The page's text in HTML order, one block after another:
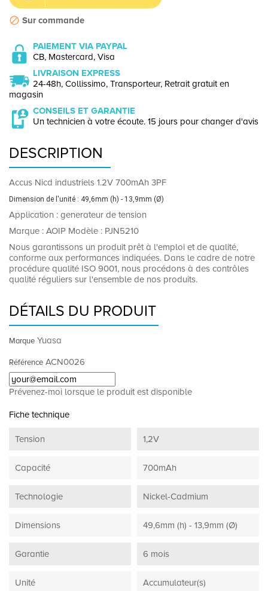
Sur commande
PAIEMENT VIA PAYPAL
CB, Mastercard, Visa
LIVRAISON EXPRESS
24-48h, Collissimo, Transporteur, Retrait gratuit en
magasin
CONSEILS ET GARANTIE
Un technicien à votre écoute. 15 jours pour changer d'avis
DESCRIPTION
Accus Nicd industriels 1.2V 700mAh 3PF
Dimension de l'unité : 49,6mm (h) - 13,9mm (Ø)
Application : generateur de tension
Marque : AOIP Modèle : PJN5210
Nous garantissons un produit prêt à l'emploi et de qualité,
conforme aux performances indiquées. Dans le cadre de notre
procédure qualité ISO 9001, nous procédons à des contrôles
qualité réguliers sur l'ensemble de nos produits.
DÉTAILS DU PRODUIT
Marque Yuasa
Référence ACN0026
Prévenez-moi lorsque le produit est disponible
Fiche technique
Tension 1,2V
Capacité 700mAh
Technologie Nickel-Cadmium
Dimensions 49,6mm (h) - 13,9mm (Ø)
Garantie 6 mois
Unité Accumulateur(s)